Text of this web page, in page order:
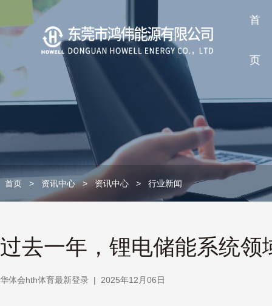
首
页
首页 > 资讯中心 > 资讯中心 > 行业新闻
过去一年，锂电储能系统
华体会hth体育最新登录 | 2025年12月06日